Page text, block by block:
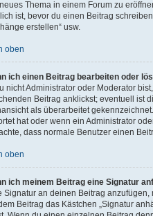
Thema in einem Forum zu
ist, bevor du einen Beitrag
erstellen“ usw.
oben
ich einen Beitrag bearbeiten oder
nicht Administrator oder Moderator
Beitrag anklickst; eventuell ist
als überarbeitet
hat oder wenn ein Administrator
dass normale Benutzer einen
oben
ich meinem Beitrag eine Signatur
Signatur an deinen Beitrag
Beitrag das Kästchen „Signatur